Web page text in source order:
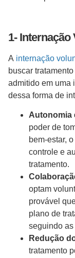
1- Internação
A internação
buscar
admitido em uma
dessa forma de
Autonomia
poder de
bem-estar,
controle e
tratamento.
optam
provável
plano de
seguindo
Redução
tratamento